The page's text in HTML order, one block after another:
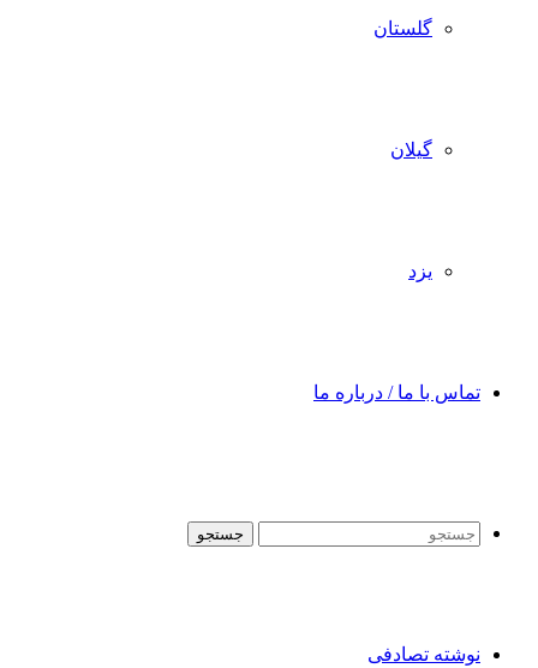
گلستان
گیلان
یزد
تماس با ما / درباره ما
جستجو
نوشته تصادفی